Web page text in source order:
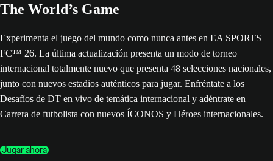
The World’s Game
Experimenta el juego del mundo como nunca antes en EA SPORTS
FC™ 26. La última actualización presenta un modo de torneo
internacional totalmente nuevo que presenta 48 selecciones nacionales,
junto con nuevos estadios auténticos para jugar. Enfréntate a los
Desafíos de DT en vivo de temática internacional y adéntrate en
Carrera de futbolista con nuevos ÍCONOS y Héroes internacionales.
Jugar ahora